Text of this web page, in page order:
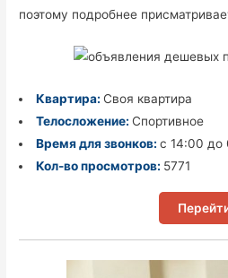
поэтому подробнее
Квартира: Своя квартира
Телосложение: Спортивное
Время для звонков: с 14:00 до
Кол-во просмотров: 5771